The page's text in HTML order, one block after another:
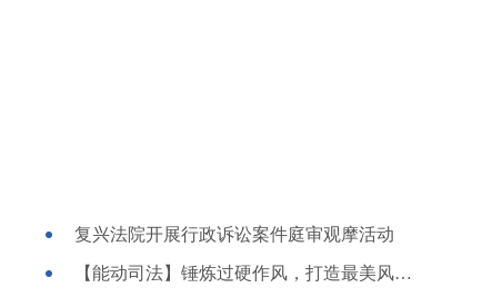
复兴法院开展行政诉讼案件庭审观摩活动
【能动司法】锤炼过硬作风，打造最美风“警”